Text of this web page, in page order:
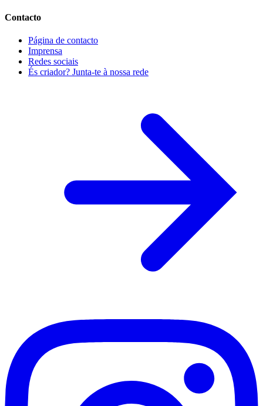
Contacto
Página de contacto
Imprensa
Redes sociais
És criador? Junta-te à nossa rede